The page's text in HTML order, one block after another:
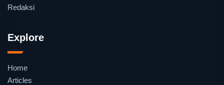
Redaksi
Explore
Home
Articles